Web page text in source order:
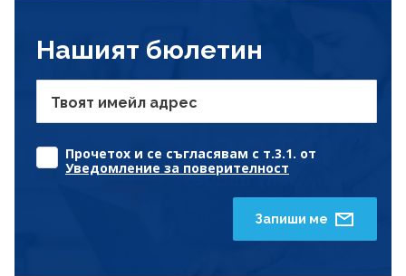
Нашият бюлетин
Твоят имейл адрес
Прочетох и се съгласявам с т.3.1. от
Уведомление за поверителност
Запиши ме